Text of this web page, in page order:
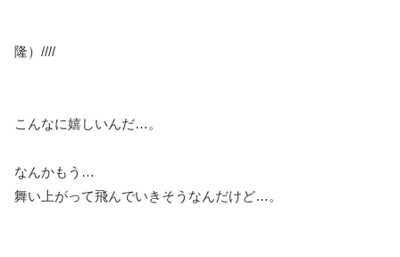
隆）////
こんなに嬉しいんだ…。
なんかもう…
舞い上がって飛んでいきそうなんだけど…。